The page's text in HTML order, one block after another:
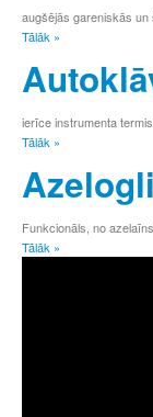
augšējās gareniskās un
Tālāk »
ierīce instrumenta
Tālāk »
Funkcionāls, no
Tālāk »